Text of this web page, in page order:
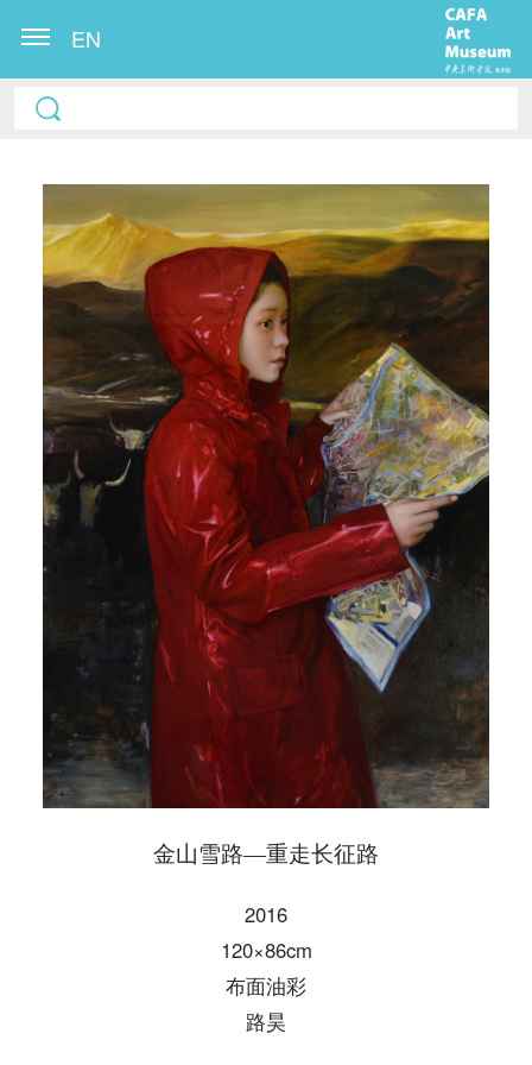
EN
金山雪路—重走长征路
2016
120×86cm
布面油彩
路昊
快捷登录 帐号密码登录
手机号码
发送验证码
手机号码将作为您的登录账号
验证码
登录
可使用雅昌艺术网会员账户登录